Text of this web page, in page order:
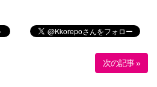
次の記事 »